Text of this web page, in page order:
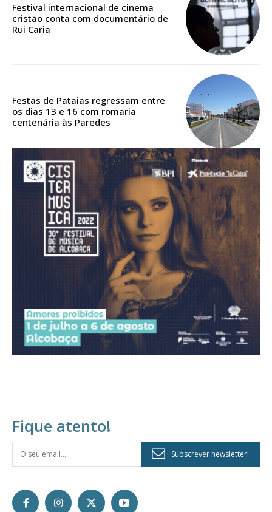
Festival internacional de cinema
cristão conta com documentário de
Rui Caria
Festas de Pataias regressam entre
os dias 13 e 16 com romaria
centenária às Paredes
Fique atento!
Subscrever newsletter!